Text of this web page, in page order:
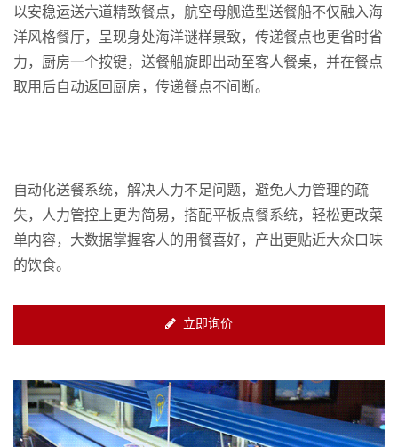
以安稳运送六道精致餐点，航空母舰造型送餐船不仅融入海
洋风格餐厅，呈现身处海洋谜样景致，传递餐点也更省时省
力，厨房一个按键，送餐船旋即出动至客人餐桌，并在餐点
取用后自动返回厨房，传递餐点不间断。
自动化送餐系统，解决人力不足问题，避免人力管理的疏
失，人力管控上更为简易，搭配平板点餐系统，轻松更改菜
单内容，大数据掌握客人的用餐喜好，产出更贴近大众口味
的饮食。
立即询价